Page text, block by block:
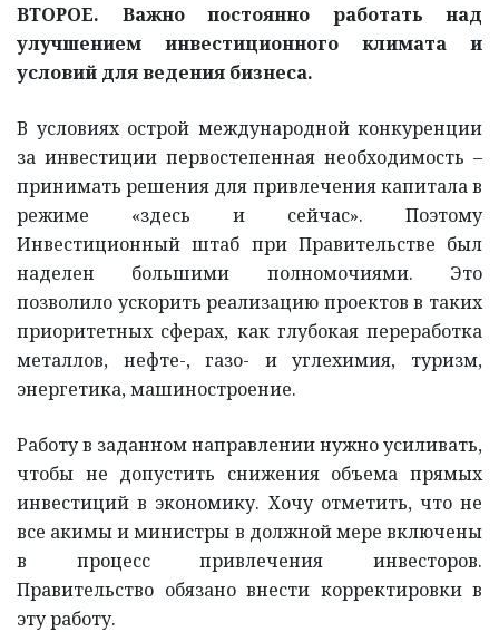
ВТОРОЕ. Важно постоянно работать над
улучшением инвестиционного климата и
условий для ведения бизнеса.
В условиях острой международной конкуренции
за инвестиции первостепенная необходимость –
принимать решения для привлечения капитала в
режиме «здесь и сейчас». Поэтому
Инвестиционный штаб при Правительстве был
наделен большими полномочиями. Это
позволило ускорить реализацию проектов в таких
приоритетных сферах, как глубокая переработка
металлов, нефте-, газо- и углехимия, туризм,
энергетика, машиностроение.
Работу в заданном направлении нужно усиливать,
чтобы не допустить снижения объема прямых
инвестиций в экономику. Хочу отметить, что не
все акимы и министры в должной мере включены
в процесс привлечения инвесторов.
Правительство обязано внести корректировки в
эту работу.